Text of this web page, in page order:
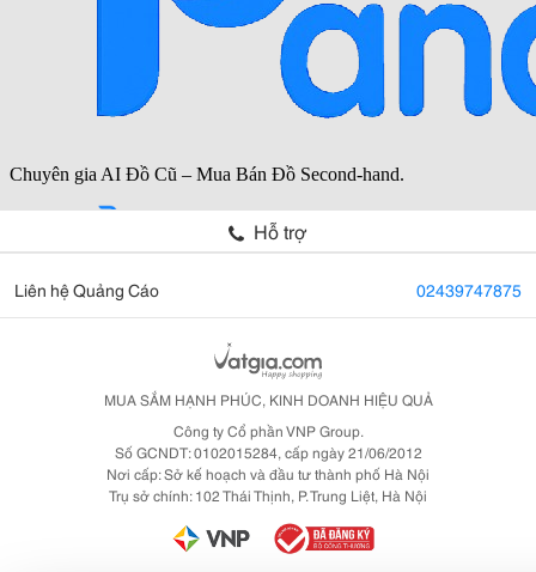
Hỗ trợ
Liên hệ Quảng Cáo 02439747875
MUA SẮM HẠNH PHÚC, KINH DOANH HIỆU QUẢ
Công ty Cổ phần VNP Group.
Số GCNDT: 0102015284, cấp ngày 21/06/2012
Nơi cấp: Sở kế hoạch và đầu tư thành phố Hà Nội
Trụ sở chính: 102 Thái Thịnh, P. Trung Liệt, Hà Nội